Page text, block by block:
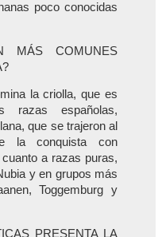
poco conocidas
MÁS COMUNES
la criolla, que es
razas españolas,
que se trajeron al
la conquista con
a razas puras,
y en grupos más
Toggemburg y
PRESENTA LA